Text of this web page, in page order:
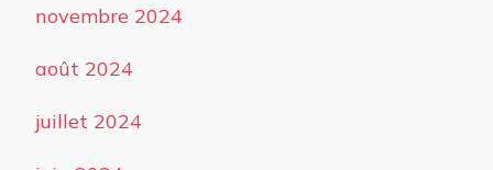
novembre 2024
août 2024
juillet 2024